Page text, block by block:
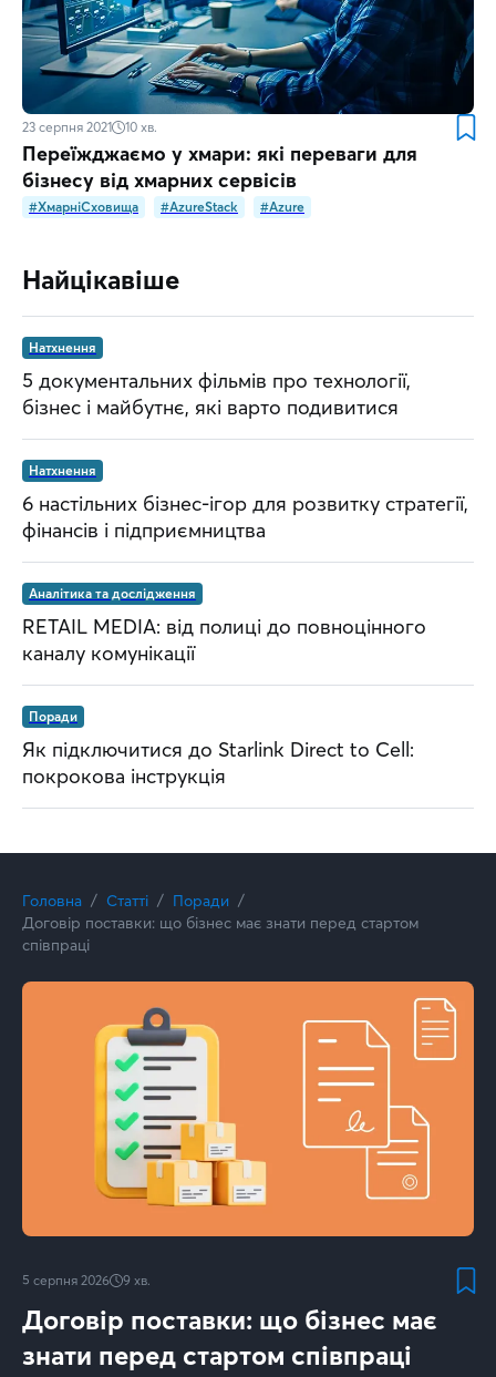
23 серпня 2021 10 хв.
Переїжджаємо у хмари: які переваги для
бізнесу від хмарних сервісів
#ХмарніСховища #AzureStack #Azure
Найцікавіше
Натхнення
5 документальних фільмів про технології,
бізнес і майбутнє, які варто подивитися
Натхнення
6 настільних бізнес-ігор для розвитку стратегії,
фінансів і підприємництва
Аналітика та дослідження
RETAIL MEDIA: від полиці до повноцінного
каналу комунікації
Поради
Як підключитися до Starlink Direct to Cell:
покрокова інструкція
Головна Статті
Поради
Договір поставки: що бізнес має знати перед стартом
співпраці
5 серпня 2026 9 хв.
Договір поставки: що бізнес має
знати перед стартом співпраці